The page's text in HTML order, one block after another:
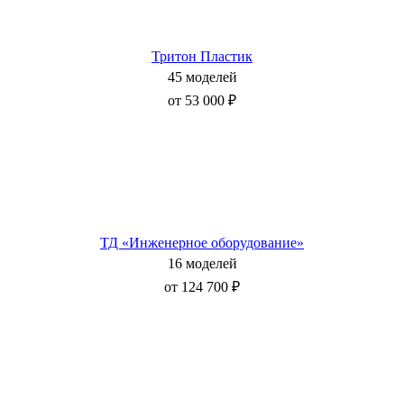
Тритон Пластик
45 моделей
от 53 000 ₽
ТД «Инженерное оборудование»
16 моделей
от 124 700 ₽